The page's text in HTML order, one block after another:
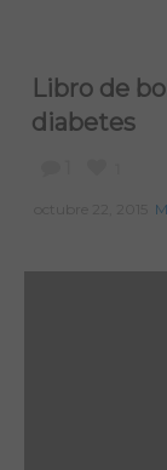
Libro de
diabetes